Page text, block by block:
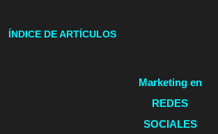
ÍNDICE DE ARTÍCULOS
Marketing en
REDES
SOCIALES